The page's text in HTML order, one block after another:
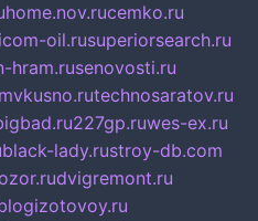
home.nov.rucemko.ru
oil.rusuperiorsearch.ru
hram.rusenovosti.ru
technosaratov.ru
227gp.ruwes-ex.ru
black-lady.rustroy-db.com
dvigremont.ru